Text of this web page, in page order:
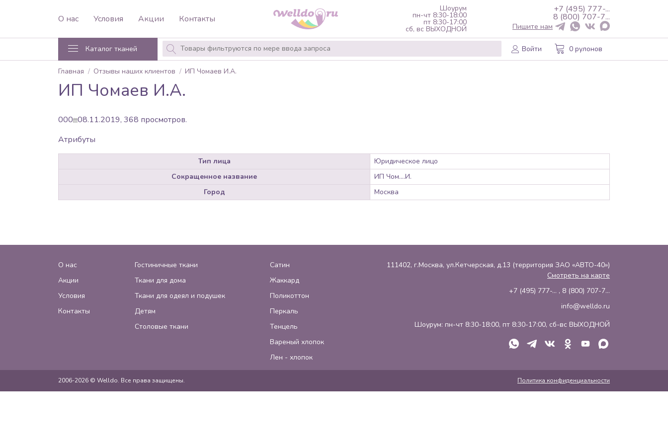
О нас Условия Акции Контакты
Шоурум
пн-чт 8:30-18:00
пт 8:30-17:00
сб, вс ВЫХОДНОЙ
+7 (495) 777-...
8 (800) 707-7...
Пишите нам
Каталог тканей Войти 0 рулонов
Главная Отзывы наших клиентов ИП Чомаев И.А.
ИП Чомаев И.А.
000 08.11.2019, 368 просмотров.
Атрибуты
Тип лица
Юридическое лицо
Сокращенное название
ИП Чом....И.
Город
Москва
О нас
Акции
Условия
Контакты
Гостиничные ткани
Ткани для дома
Ткани для одеял и подушек
Детям
Столовые ткани
Сатин
Жаккард
Поликоттон
Перкаль
Тенцель
Вареный хлопок
Лен - хлопок
111402, г.Москва, ул.Кетчерская, д.13 (территория ЗАО «АВТО-40»)
Смотреть на карте
+7 (495) 777-... , 8 (800) 707-7...
info@welldo.ru
Шоурум: пн-чт 8:30-18:00, пт 8:30-17:00, сб-вс ВЫХОДНОЙ
2006-2026 © Welldo. Все права защищены. Политика конфиденциальности